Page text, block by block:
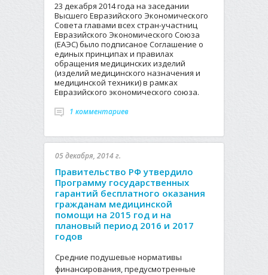
23 декабря 2014 года на заседании
Высшего Евразийского Экономического
Совета главами всех стран-участниц
Евразийского Экономического Союза
(ЕАЭС) было подписаное Соглашение о
единых принципах и правилах
обращения медицинских изделий
(изделий медицинского назначения и
медицинской техники) в рамках
Евразийского экономического союза.
1 комментариев
05 декабря, 2014 г.
Правительство РФ утвердило
Программу государственных
гарантий бесплатного оказания
гражданам медицинской
помощи на 2015 год и на
плановый период 2016 и 2017
годов
Средние подушевые нормативы
финансирования, предусмотренные